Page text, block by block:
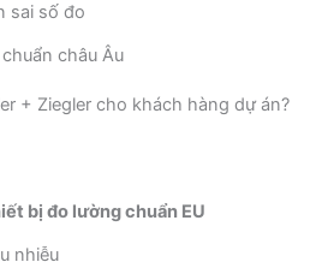
sai số đo
châu Âu
+ Ziegler cho khách hàng dự án?
bị đo lường chuẩn EU
nhiễu